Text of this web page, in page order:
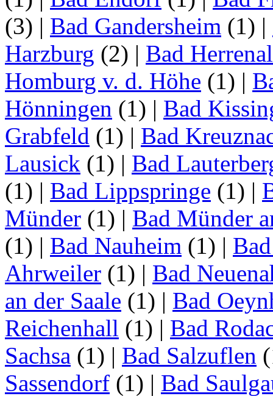
(3) | Bad Gandersheim (1) |
Harzburg (2) | Bad
Homburg v. d. Höhe (1) |
Hönningen (1) | Bad
Grabfeld (1) | Bad
Lausick (1) | Bad
(1) | Bad Lippspringe (1) |
Münder (1) | Bad Münder
(1) | Bad Nauheim (1) |
Ahrweiler (1) | Bad
an der Saale (1) | Bad
Reichenhall (1) | Bad
Sachsa (1) | Bad Salzuflen
Sassendorf (1) | Bad